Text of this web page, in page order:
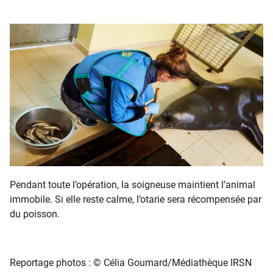
Pendant toute l’opération, la soigneuse maintient l’animal
immobile. Si elle reste calme, l’otarie sera récompensée par
du poisson.
Reportage photos : © Célia Goumard/Médiathèque IRSN